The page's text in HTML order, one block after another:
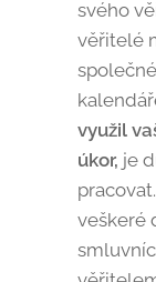
svého
věřitelé
využil
úkor, je
veškeré